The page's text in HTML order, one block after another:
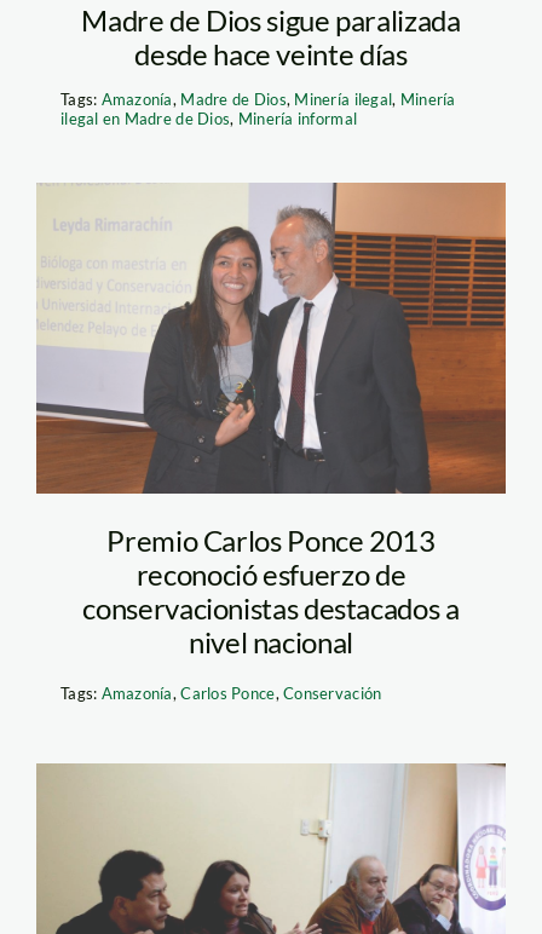
Madre de Dios sigue paralizada
desde hace veinte días
Tags: Amazonía, Madre de Dios, Minería ilegal, Minería
ilegal en Madre de Dios, Minería informal
La bióloga Leyda
Rimarachín fue
premiada en la
categoría Joven
Profesional
labor de conservación
en Amazonas
Premio Carlos Ponce 2013
reconoció esfuerzo de
conservacionistas destacados a
nivel nacional
Tags: Amazonía,Carlos Ponce,Conservación
decretos54 y 60